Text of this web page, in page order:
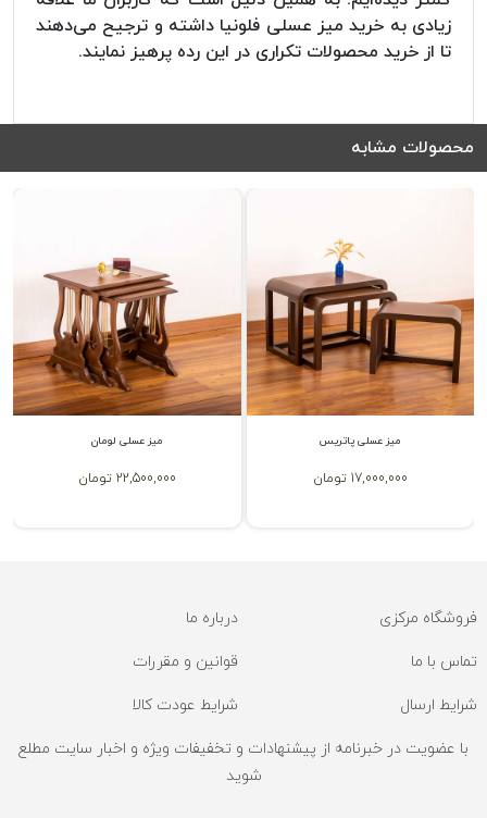
زیادی به خرید میز عسلی فلونیا داشته و ترجیح می‌دهند
تا از خرید محصولات تکراری در این رده پرهیز نمایند.
محصولات مشابه
میز عسلی لومان
22,500,000 تومان
میز عسلی پاتریس
17,000,000 تومان
فروشگاه مرکزی درباره ما
تماس با ما قوانین و مقررات
شرایط ارسال شرایط عودت کالا
با عضویت در خبرنامه از پیشنهادات و تخفیفات ویژه و اخبار سایت مطلع
شوید